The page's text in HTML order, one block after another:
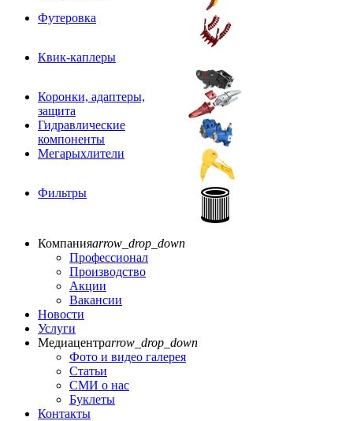
Футеровка
Квик-каплеры
Коронки, адаптеры,
защита
Гидравлические
компоненты
Мегарыхлители
Фильтры
Компанияarrow_drop_down
Профессионал
Производство
Акции
Вакансии
Новости
Услуги
Медиацентрarrow_drop_down
Фото и видео галерея
Статьи
СМИ о нас
Буклеты
Контакты